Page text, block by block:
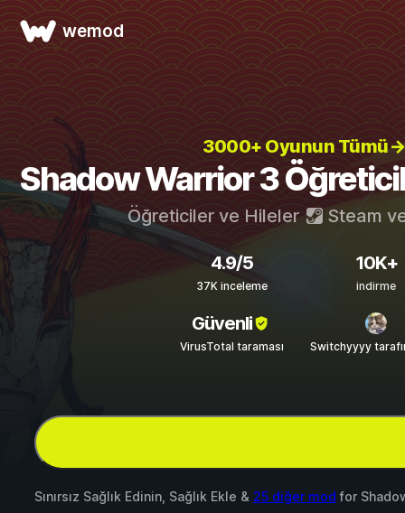
wemod
3000+ Oyunun Tümü→
Shadow Warrior 3
Öğreticiler ve Hileler Steam
4.9/5
37K inceleme
10K+
indirme
Güvenli
VirusTotal taraması Switchyyyy
Sınırsız Sağlık Edinin, Sağlık Ekle & 25 diğer mod for